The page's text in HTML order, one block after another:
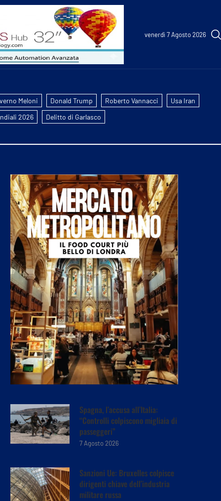
venerdì 7 Agosto 2026
Meloni Donald Trump Roberto Vannacci
Usa Iran
2026
Delitto di Garlasco
Spagna, l’accusa all’Italia:
“Controlli colpiscono migliaia di
passeggeri”
7 Agosto 2026
Sanzioni Ue: Bruxelles colpisce
dirigenti chiave dell’industria
militare russa